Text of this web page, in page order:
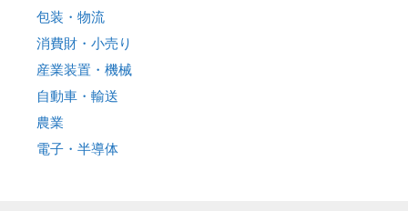
包装・物流
消費財・小売り
産業装置・機械
自動車・輸送
農業
電子・半導体